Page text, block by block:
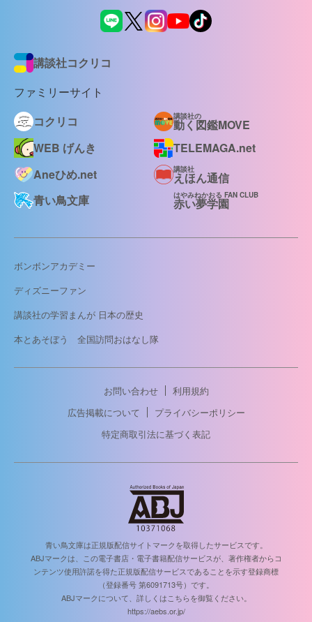
講談社コクリコ
ファミリーサイト
コクリコ
講談社の
動く図鑑MOVE
WEB げんき
TELEMAGA.net
Aneひめ.net
講談社
えほん通信
青い鳥文庫
はやみねかおる FAN CLUB
赤い夢学園
ボンボンアカデミー
ディズニーファン
講談社の学習まんが 日本の歴史
本とあそぼう 全国訪問おはなし隊
お問い合わせ
利用規約
広告掲載について
プライバシーポリシー
特定商取引法に基づく表記
青い鳥文庫は正規版配信サイトマークを取得したサービスです。
ABJマークは、この電子書店・電子書籍配信サービスが、著作権者からコ
ンテンツ使用許諾を得た正規版配信サービスであることを示す登録商標
（登録番号 第6091713号）です。
ABJマークについて、詳しくはこちらを御覧ください。
https://aebs.or.jp/